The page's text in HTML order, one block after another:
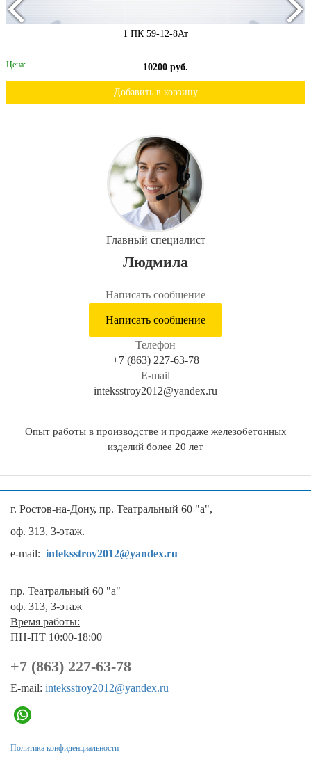
1 ПК 59-12-8Ат
Цена: 10200 руб.
Добавить в корзину
Главный специалист
Людмила
Написать сообщение
Написать сообщение
Телефон
+7 (863) 227-63-78
E-mail
inteksstroy2012@yandex.ru
Опыт работы в производстве и продаже железобетонных
изделий более 20 лет
г. Ростов-на-Дону, пр. Театральный 60 "а",
оф. 313, 3-этаж.
e-mail: inteksstroy2012@yandex.ru
пр. Театральный 60 "а"
оф. 313, 3-этаж
Время работы:
ПН-ПТ 10:00-18:00
+7 (863) 227-63-78
E-mail: inteksstroy2012@yandex.ru
Политика конфиденциальности